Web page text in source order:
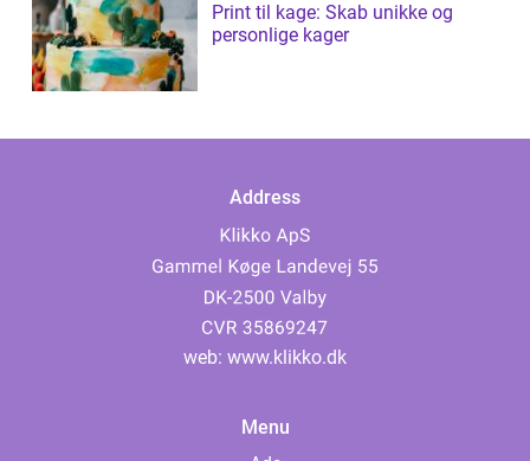
Print til kage: Skab unikke og
personlige kager
Address
web: www.klikko.dk
Menu